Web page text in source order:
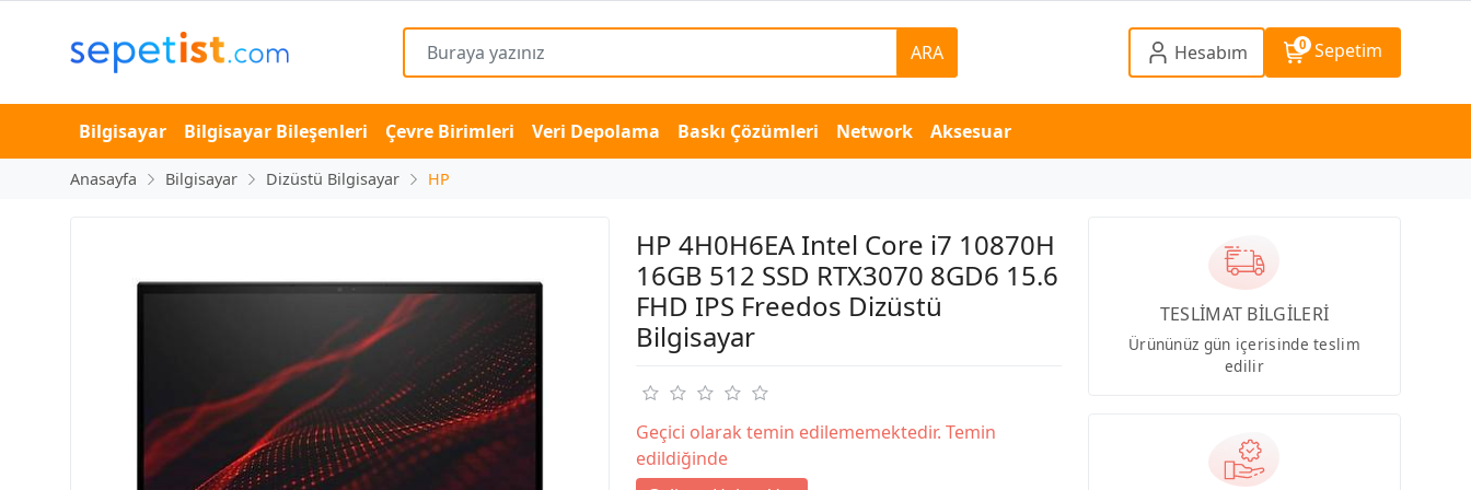
ARA Hesabım 0 Sepetim
Bilgisayar Bilgisayar Bileşenleri Çevre Birimleri Veri Depolama Baskı Çözümleri Network Aksesuar
Anasayfa Bilgisayar Dizüstü Bilgisayar HP
HP 4H0H6EA Intel Core i7 10870H
16GB 512 SSD RTX3070 8GD6 15.6
FHD IPS Freedos Dizüstü
Bilgisayar
Geçici olarak temin edilememektedir. Temin
edildiğinde
TESLİMAT BİLGİLERİ
Ürününüz gün içerisinde teslim
edilir